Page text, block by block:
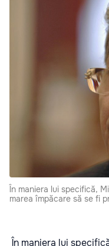
În maniera lui specifică,
marea împăcare să se fi
În maniera lui